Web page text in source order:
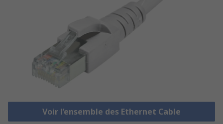
Voir l’ensemble des Ethernet Cable